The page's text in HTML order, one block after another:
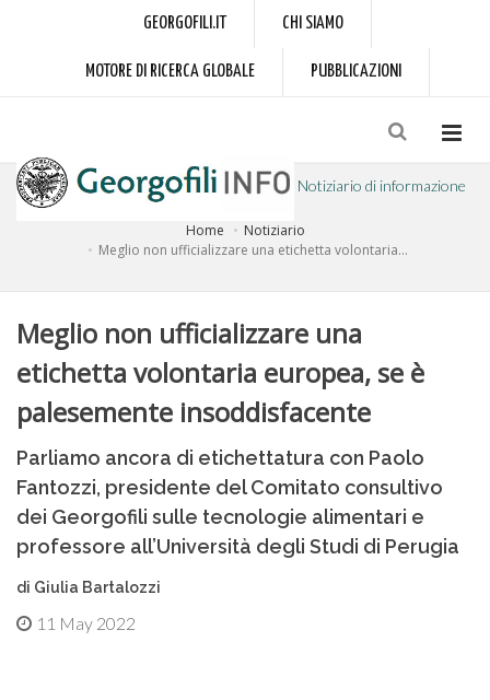
GEORGOFILI.IT CHI SIAMO
MOTORE DI RICERCA GLOBALE PUBBLICAZIONI
Notiziario di informazione
a cura dell'Accademia dei Georgofili
Home
Notiziario
Meglio non ufficializzare una etichetta volontaria...
Meglio non ufficializzare una
etichetta volontaria europea, se è
palesemente insoddisfacente
Parliamo ancora di etichettatura con Paolo
Fantozzi, presidente del Comitato consultivo
dei Georgofili sulle tecnologie alimentari e
professore all’Università degli Studi di Perugia
di Giulia Bartalozzi
11 May 2022